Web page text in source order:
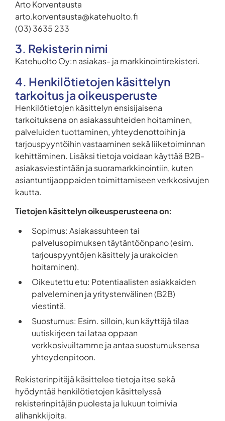
Arto Korventausta
arto.korventausta@katehuolto.fi
(03) 3635 233
3. Rekisterin nimi
Katehuolto Oy:n asiakas- ja markkinointirekisteri.
4. Henkilötietojen käsittelyn
tarkoitus ja oikeusperuste
Henkilötietojen käsittelyn ensisijaisena
tarkoituksena on asiakassuhteiden hoitaminen,
palveluiden tuottaminen, yhteydenottoihin ja
tarjouspyyntöihin vastaaminen sekä liiketoiminnan
kehittäminen. Lisäksi tietoja voidaan käyttää B2B-
asiakasviestintään ja suoramarkkinointiin, kuten
asiantuntijaoppaiden toimittamiseen verkkosivujen
kautta.
Tietojen käsittelyn oikeusperusteena on:
Sopimus: Asiakassuhteen tai
palvelusopimuksen täytäntöönpano (esim.
tarjouspyyntöjen käsittely ja urakoiden
hoitaminen).
Oikeutettu etu: Potentiaalisten asiakkaiden
palveleminen ja yritystenvälinen (B2B)
viestintä.
Suostumus: Esim. silloin, kun käyttäjä tilaa
uutiskirjeen tai lataa oppaan
verkkosivuiltamme ja antaa suostumuksensa
yhteydenpitoon.
Rekisterinpitäjä käsittelee tietoja itse sekä
hyödyntää henkilötietojen käsittelyssä
rekisterinpitäjän puolesta ja lukuun toimivia
alihankkijoita.